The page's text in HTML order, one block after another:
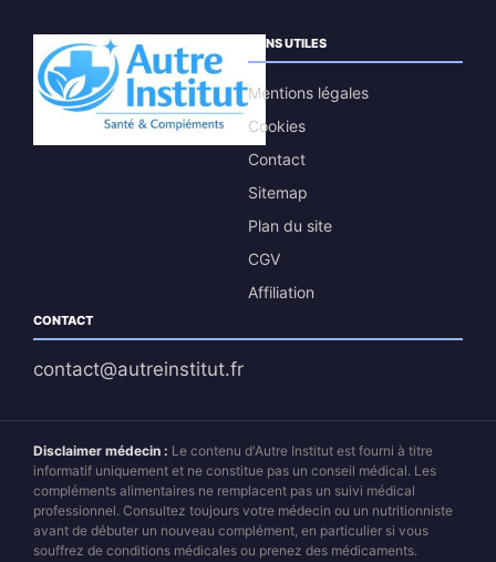
LIENS UTILES
Mentions légales
Cookies
Contact
Sitemap
Plan du site
CGV
Affiliation
CONTACT
contact@autreinstitut.fr
Disclaimer médecin : Le contenu d'Autre Institut est fourni à titre
informatif uniquement et ne constitue pas un conseil médical. Les
compléments alimentaires ne remplacent pas un suivi médical
professionnel. Consultez toujours votre médecin ou un nutritionniste
avant de débuter un nouveau complément, en particulier si vous
souffrez de conditions médicales ou prenez des médicaments.